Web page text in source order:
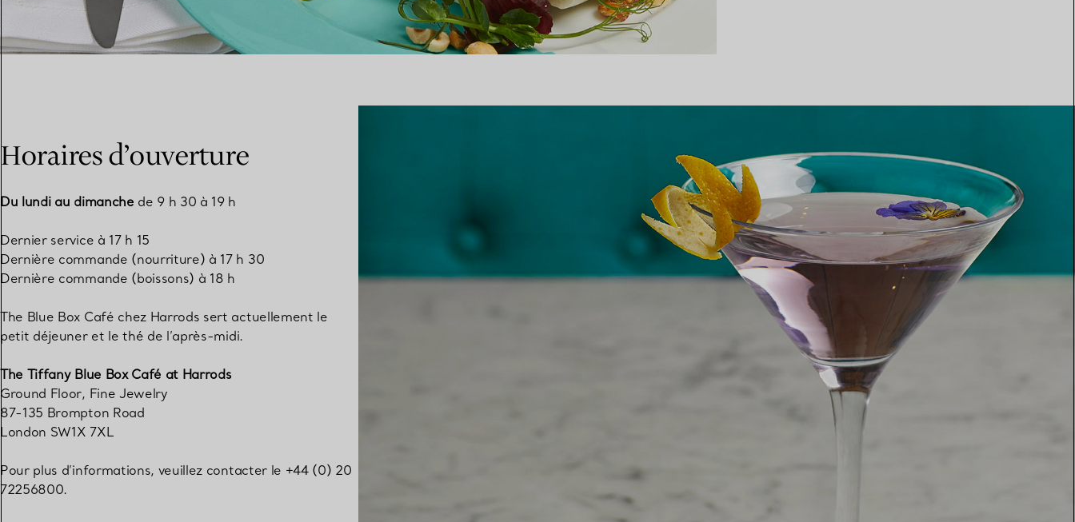
Horaires d’ouverture
Du lundi au dimanche de 9 h 30 à 19 h
Dernier service à 17 h 15
Dernière commande (nourriture) à 17 h 30
Dernière commande (boissons) à 18 h
The Blue Box Café chez Harrods sert actuellement le
petit déjeuner et le thé de l’après-midi.
The Tiffany Blue Box Café at Harrods
Ground Floor, Fine Jewelry
87-135 Brompton Road
London SW1X 7XL
Pour plus d’informations, veuillez contacter le +44 (0) 20
72256800.